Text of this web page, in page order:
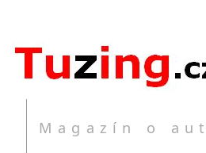
Magazín o